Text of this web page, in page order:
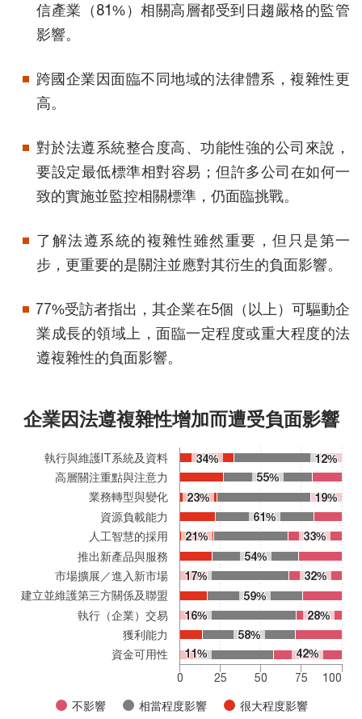
信產業（81%）相關高層都受到日趨嚴格的監管
影響。
跨國企業因面臨不同地域的法律體系，複雜性更
高。
對於法遵系統整合度高、功能性強的公司來說，
要設定最低標準相對容易；但許多公司在如何一
致的實施並監控相關標準，仍面臨挑戰。
了解法遵系統的複雜性雖然重要，但只是第一
步，更重要的是關注並應對其衍生的負面影響。
77%受訪者指出，其企業在5個（以上）可驅動企
業成長的領域上，面臨一定程度或重大程度的法
遵複雜性的負面影響。
企業因法遵複雜性增加而遭受負面影響
The chart has 1 X axis displaying categories.
The chart has 1 Y axis displaying values. Range: 0 to 100.
企業因法遵複雜性增加而遭受負面影響
12%
12%
19%
19%
33%
33%
32%
32%
28%
28%
42%
42%
55%
55%
61%
61%
54%
54%
59%
59%
58%
58%
34%
34%
23%
23%
21%
21%
17%
17%
16%
16%
11%
11%
不影響 相當程度影響 很大程度影響
執行與維護IT系統及資料
高層關注重點與注意力
業務轉型與變化
資源負載能力
人工智慧的採用
推出新產品與服務
市場擴展／進入新市場
建立並維護第三方關係及聯盟
執行（企業）交易
獲利能力
資金可用性
0
100
25 50 75